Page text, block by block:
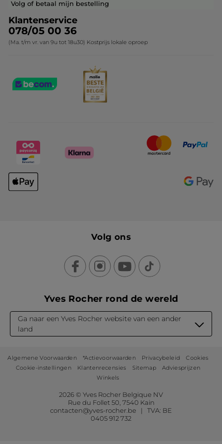
Contact opnemen
Volg of betaal mijn bestelling
Klantenservice
078/05 00 36
(Ma. t/m vr. van 9u tot 18u30) Kostprijs lokale oproep
Volg ons
Yves Rocher rond de wereld
Ga naar een Yves Rocher website van een ander
land
Algemene Voorwaarden *Actievoorwaarden Privacybeleid
Cookies
Cookie-instellingen
Klantenrecensies Sitemap
Adviesprijzen
Winkels
2026 © Yves Rocher Belgique NV
Rue du Follet 50, 7540 Kain
contacten@yves-rocher.be | TVA: BE
0405 912 732